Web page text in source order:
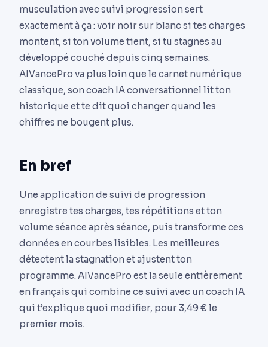
musculation avec suivi progression sert
exactement à ça : voir noir sur blanc si tes charges
montent, si ton volume tient, si tu stagnes au
développé couché depuis cinq semaines.
AIVancePro va plus loin que le carnet numérique
classique, son coach IA conversationnel lit ton
historique et te dit quoi changer quand les
chiffres ne bougent plus.
En bref
Une application de suivi de progression
enregistre tes charges, tes répétitions et ton
volume séance après séance, puis transforme ces
données en courbes lisibles. Les meilleures
détectent la stagnation et ajustent ton
programme. AIVancePro est la seule entièrement
en français qui combine ce suivi avec un coach IA
qui t’explique quoi modifier, pour 3,49 € le
premier mois.